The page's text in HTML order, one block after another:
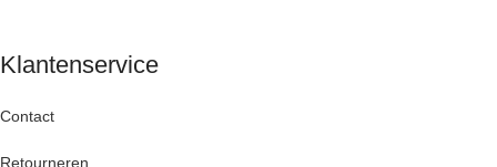
Klantenservice
Contact
Retourneren